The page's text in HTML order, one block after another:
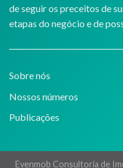
de seguir os preceitos de
etapas do negócio e de
Sobre nós
Nossos números
Publicações
Evenmob Consultoria de